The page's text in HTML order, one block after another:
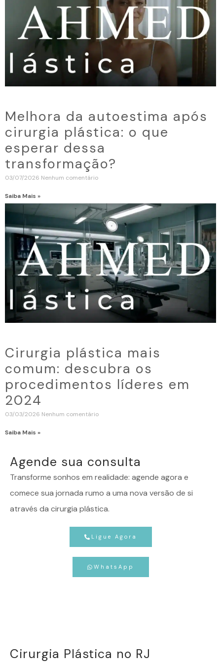
Melhora da autoestima após
cirurgia plástica: o que
esperar dessa
transformação?
03/07/2026 Nenhum comentário
Saiba Mais »
Cirurgia plástica mais
comum: descubra os
procedimentos líderes em
2024
03/03/2026 Nenhum comentário
Saiba Mais »
Agende sua consulta
Transforme sonhos em realidade: agende agora e
comece sua jornada rumo a uma nova versão de si
através da cirurgia plástica.
Ligue Agora
WhatsApp
Cirurgia Plástica no RJ